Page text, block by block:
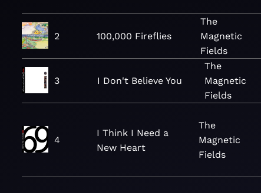
2 100,000 Fireflies
The
Magnetic
Fields
3 I Don't Believe You
The
Magnetic
Fields
4
I Think I Need a
New Heart
The
Magnetic
Fields